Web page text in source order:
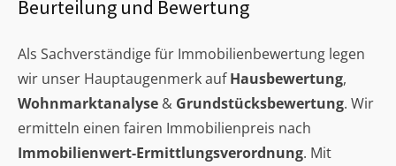
Beurteilung und Bewertung
Als Sachverständige für Immobilienbewertung legen
wir unser Hauptaugenmerk aufHausbewertung,
Wohnmarktanalyse & Grundstücksbewertung. Wir
ermitteln einen fairen Immobilienpreis nach
Immobilienwert-Ermittlungsverordnung. Mit